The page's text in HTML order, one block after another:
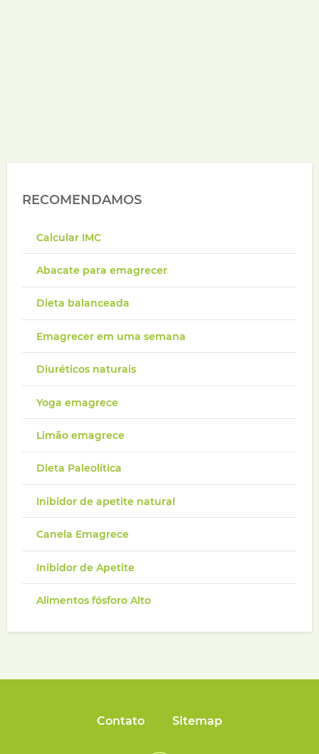
RECOMENDAMOS
Calcular IMC
Abacate para emagrecer
Dieta balanceada
Emagrecer em uma semana
Diuréticos naturais
Yoga emagrece
Limão emagrece
Dieta Paleolítica
Inibidor de apetite natural
Canela Emagrece
Inibidor de Apetite
Alimentos fósforo Alto
Contato Sitemap